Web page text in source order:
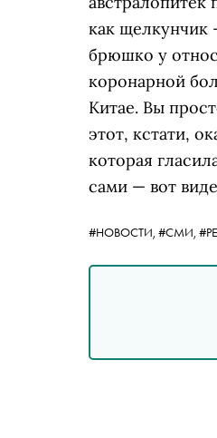
как щелкунчик
брюшко у
коронарной
Китае. Вы
этот, кстати,
которая
сами — вот
#НОВОСТИ, #СМИ,